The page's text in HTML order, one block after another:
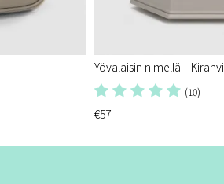
Yövalaisin nimellä – Kirahvi
(10)
€57